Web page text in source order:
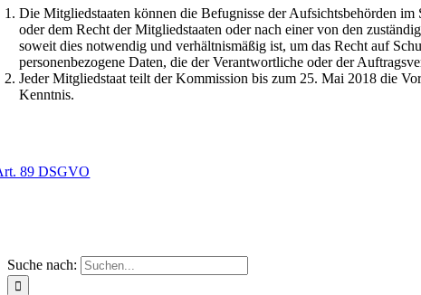
Die Mitgliedstaaten können die Befugnisse der Aufsichtsbehörden im
oder dem Recht der Mitgliedstaaten oder nach einer von den
soweit dies notwendig und verhältnismäßig ist, um das Recht auf
personenbezogene Daten, die der Verantwortliche oder der
Jeder Mitgliedstaat teilt der Kommission bis zum 25. Mai 2018 die
Kenntnis.
89 DSGVO
Suche nach: